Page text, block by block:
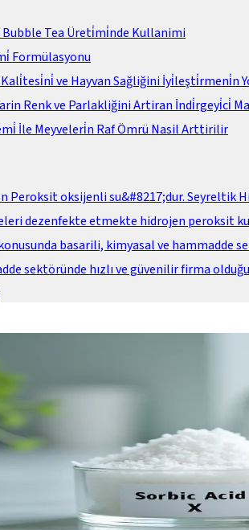
Tea Üreti̇mi̇nde Kullanimi
Formülasyonu
ve Hayvan Sağliğini İyi̇leşti̇rmeni̇n
Renk ve Parlakliğini Artiran İndi̇rgeyi̇ci̇
İle Meyveleri̇n Raf Ömrü Nasil Arttirilir
Peroksit oksijenli su&#8217;dur. Seyreltik
dezenfekte etmekte hidrojen peroksit
basarili, kimyasal ve hammadde
sektöründe hızlı ve güvenilir firma